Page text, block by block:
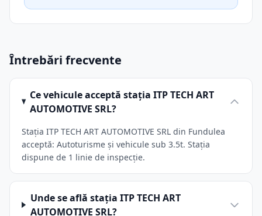
Întrebări frecvente
Ce vehicule acceptă stația ITP TECH ART
AUTOMOTIVE SRL?
Stația ITP TECH ART AUTOMOTIVE SRL din Fundulea
acceptă: Autoturisme și vehicule sub 3.5t. Stația
dispune de 1 linie de inspecție.
Unde se află stația ITP TECH ART
AUTOMOTIVE SRL?